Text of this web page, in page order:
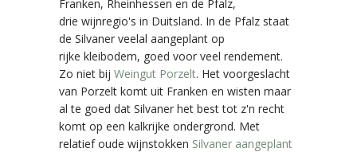
Franken, Rheinhessen en de Pfalz,
drie wijnregio's in Duitsland. In de Pfalz staat
de Silvaner veelal aangeplant op
rijke kleibodem, goed voor veel rendement.
Zo niet bij Weingut Porzelt. Het voorgeslacht
van Porzelt komt uit Franken en wisten maar
al te goed dat Silvaner het best tot z'n recht
komt op een kalkrijke ondergrond. Met
relatief oude wijnstokken Silvaner aangeplant